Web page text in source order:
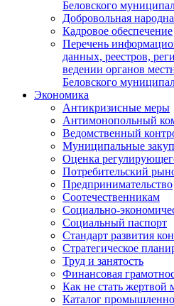
Беловского
Добровольная
Кадровое обеспечение
Перечень
данных, реестров,
ведении органов
Беловского
Экономика
Антикризисные меры
Антимонопольный
Ведомственный
Муниципальные
Оценка
Потребительский
Предпринимательство
Соотечественникам
Социально-
Социальный паспорт
Стандарт развития
Стратегическое
Труд и занятость
Финансовая
Как не стать жертвой
Каталог